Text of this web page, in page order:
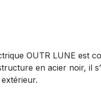
OUTR LUNE est
en acier noir, il